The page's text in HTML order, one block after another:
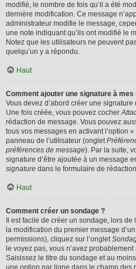
modifié, le nombre de fois qu’il a été
dernière modification. Ce message
administrateur modifie le message,
une note indiquant qu’ils ont modifié le
Notez que les utilisateurs ne peuvent
quelqu’un y a répondu.
Haut
Comment ajouter une signature à mes
Vous devez d’abord créer une
Une fois créée, vous pouvez cocher
rédaction de message. Vous pouvez
tous vos messages en activant l’option
panneau de l’utilisateur (onglet
préférences de message). Par la suite,
signature d’être ajoutée à un message
signature dans le formulaire de
Haut
Comment créer un sondage ?
Il est facile de créer un sondage, lors
la modification du premier message
permissions), cliquez sur l’onglet
le voyez pas, vous n’avez
Saisissez le titre du sondage et au
une option par ligne dans le champ des